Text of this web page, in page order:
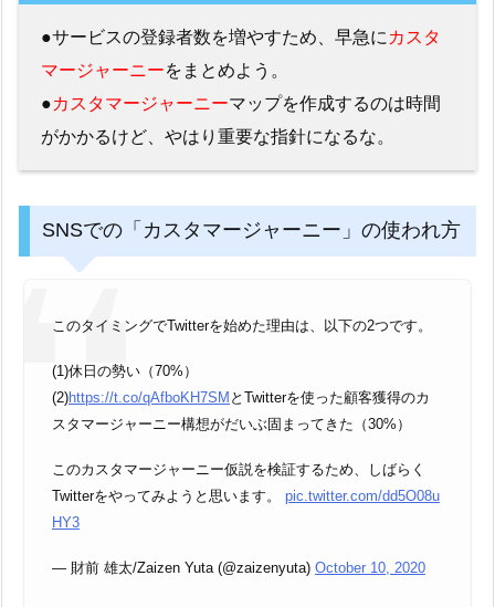
●サービスの登録者数を増やすため、早急に カスタ
マージャーニーをまとめよう。
●カスタマージャーニーマップを作成するのは時間
がかかるけど、やはり重要な指針になるな。
SNSでの「カスタマージャーニー」の使われ方
このタイミングでTwitterを始めた理由は、以下の2つです。
(1)休日の勢い（70%）
(2)https://t.co/qAfboKH7SM とTwitterを使った顧客獲得のカ
スタマージャーニー構想がだいぶ固まってきた（30%）
このカスタマージャーニー仮説を検証するため、しばらく
Twitterをやってみようと思います。 pic.twitter.com/dd5O08u
HY3
— 財前 雄太/Zaizen Yuta (@zaizenyuta) October 10, 2020